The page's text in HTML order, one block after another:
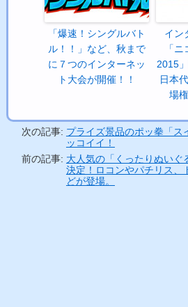
「爆速！シングルバト
ル！！」など、秋まで
に７つのインターネッ
ト大会が開催！！
イン
「
2015
日本
場
次の記事: プライズ景品のポッ拳「ス
ッコイイ！
前の記事: 大人気の「くったりぬいぐ
決定！ロコンやパチリス、
どが登場。